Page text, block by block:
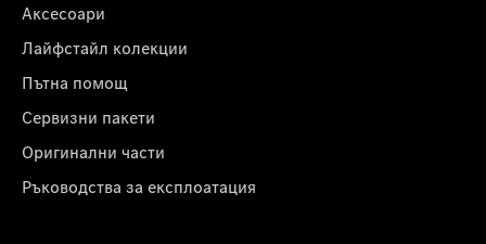
Аксесоари
Лайфстайл колекции
Пътна помощ
Сервизни пакети
Оригинални части
Ръководства за експлоатация